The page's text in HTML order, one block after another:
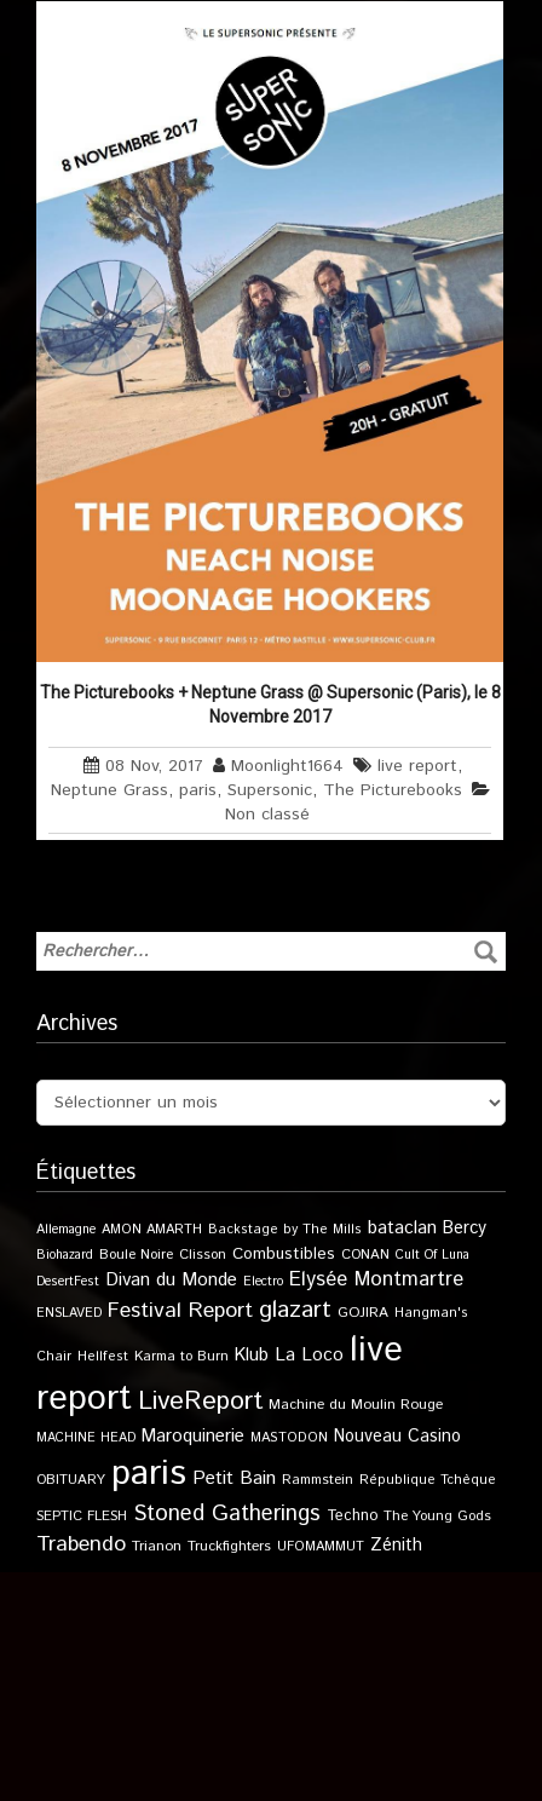
The Picturebooks + Neptune Grass @ Supersonic (Paris), le 8
Novembre 2017
08 Nov, 2017 Moonlight1664 live report,
Neptune Grass, paris, Supersonic, The Picturebooks
Non classé
Archives
Étiquettes
Allemagne AMON AMARTH Backstage by The Mills bataclan Bercy
Biohazard Boule Noire Clisson Combustibles CONAN Cult Of Luna
DesertFest Divan du Monde Electro Elysée Montmartre
ENSLAVED Festival Report glazart GOJIRA Hangman's
Chair Hellfest Karma to Burn Klub La Loco live
report LiveReport Machine du Moulin Rouge
MACHINE HEAD Maroquinerie MASTODON Nouveau Casino
OBITUARY paris Petit Bain Rammstein République Tchèque
SEPTIC FLESH Stoned Gatherings Techno The Young Gods
Trabendo Trianon Truckfighters UFOMAMMUT Zénith